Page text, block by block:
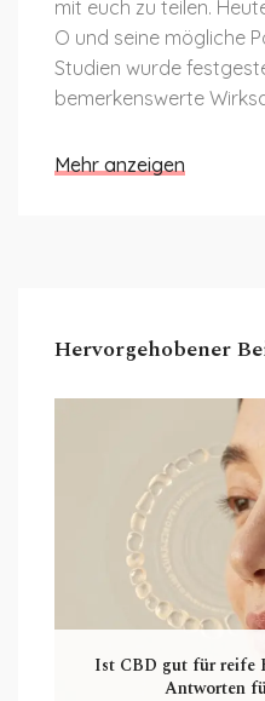
mit euch zu teilen.
O und seine mögliche
Studien wurde
bemerkenswerte
gemeinsam die
Mehr anzeigen
Hervorgehobener
Ist CBD gut für reife
Antworten